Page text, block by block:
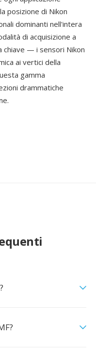
posizione di Nikon
dominanti nell'intera
di acquisizione a
chiave — i sensori Nikon
ai vertici della
gamma
drammatiche